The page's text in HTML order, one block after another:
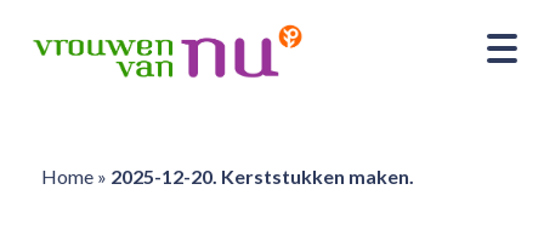
Home» 2025-12-20. Kerststukken maken.